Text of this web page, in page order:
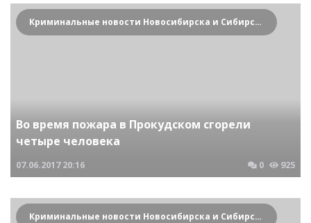
Криминальные новости Новосибирска и Сибирского региона
Во время пожара в Прокудском сгорели
четыре человека
07.06.2017 20:16 0 925
Криминальные новости Новосибирска и Сибирского региона